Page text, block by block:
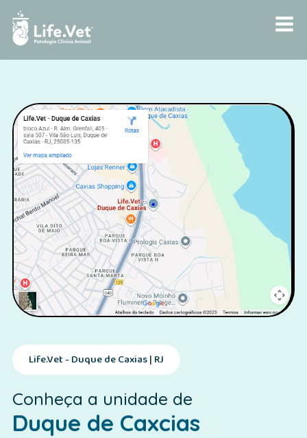
Life.Vet - Duque de Caxias | RJ
Conheça a unidade de
Duque de Caxcias